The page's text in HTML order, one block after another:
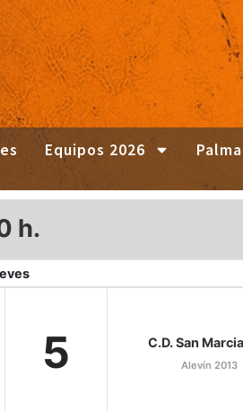
Equipos 2026
h.
5 C.D. San
Alevín 2013